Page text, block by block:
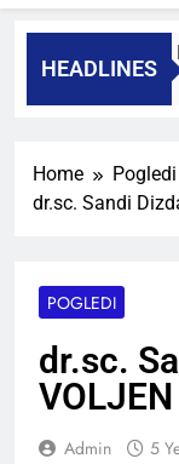
HEADLINES
dr. Bojan Macuh,
Ago
Home
Pogledi
dr.sc. Sandi
POGLEDI
dr.sc.
Admin 5